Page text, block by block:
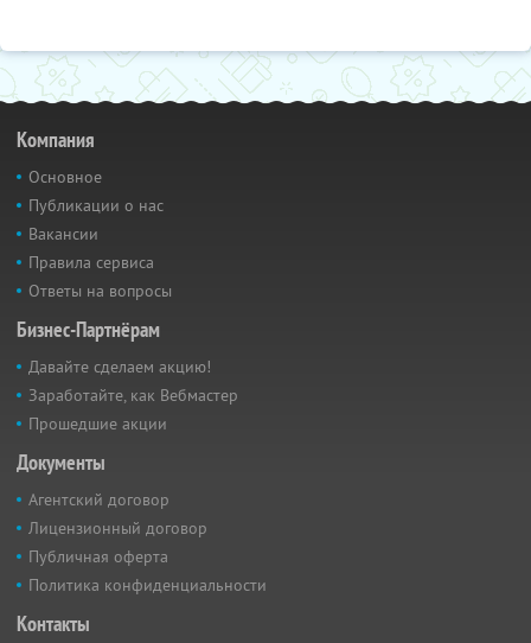
Компания
Основное
Публикации о нас
Вакансии
Правила сервиса
Ответы на вопросы
Бизнес-Партнёрам
Давайте сделаем акцию!
Заработайте, как Вебмастер
Прошедшие акции
Документы
Агентский договор
Лицензионный договор
Публичная оферта
Политика конфиденциальности
Контакты